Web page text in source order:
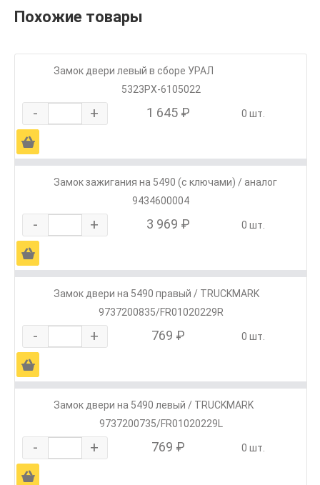
Похожие товары
Замок двери левый в сборе УРАЛ
5323РХ-6105022
- + 1 645 ₽ 0 шт.
Ä
Замок зажигания на 5490 (с ключами) / аналог
9434600004
- + 3 969 ₽ 0 шт.
Ä
Замок двери на 5490 правый / TRUCKMARK
9737200835/FR01020229R
- + 769 ₽ 0 шт.
Ä
Замок двери на 5490 левый / TRUCKMARK
9737200735/FR01020229L
- + 769 ₽ 0 шт.
Ä